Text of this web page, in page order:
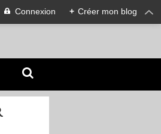
Connexion + Créer mon blog